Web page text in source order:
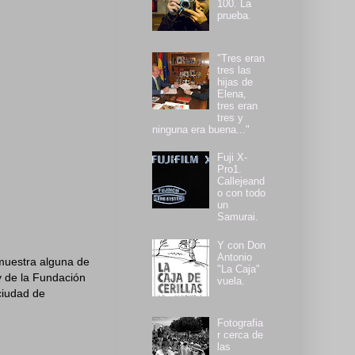
alguna de
de la Fundación
de
100. La
prueba.
"Tres eran
tres las
hijas de
Elena,
tres eran
tres y
ninguna era buena..."
Fuji X-
Pro1.
Callejeand
o con todo
un
Samurai.
Y con Don
Antonio
"La Caja"
vuela.
Fotografia
r cerca de
las